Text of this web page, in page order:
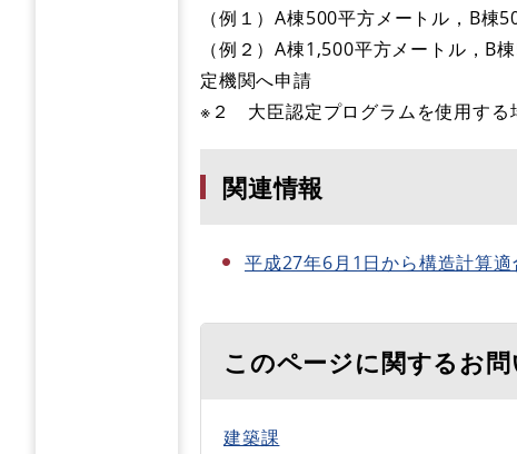
（例１）A棟500平方メートル，B
（例２）A棟1,500平方メートル，B
定機関へ申請
※２ 大臣認定プログラムを使用する
関連情報
平成27年6月1日から構造計算
このページに関するお
建築課